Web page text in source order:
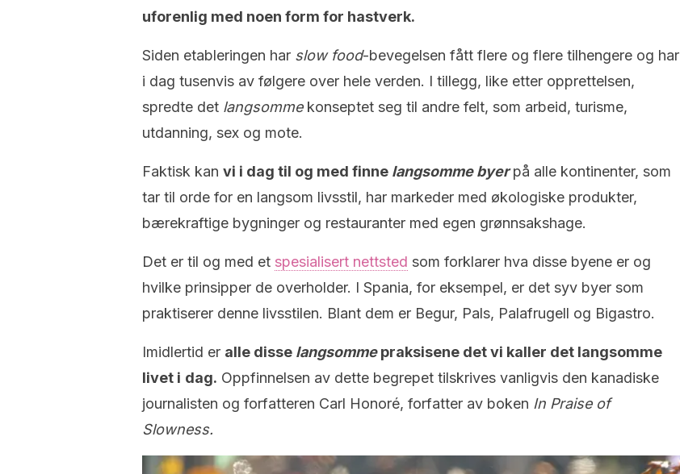
uforenlig med noen form for hastverk.
Siden etableringen har slow food-bevegelsen fått flere og flere tilhengere og har
i dag tusenvis av følgere over hele verden. I tillegg, like etter opprettelsen,
spredte det langsommekonseptet seg til andre felt, som arbeid, turisme,
utdanning, sex og mote.
Faktisk kan vi i dag til og med finne langsomme byerpå alle kontinenter, som
tar til orde for en langsom livsstil, har markeder med økologiske produkter,
bærekraftige bygninger og restauranter med egen grønnsakshage.
Det er til og med et spesialisert nettsted som forklarer hva disse byene er og
hvilke prinsipper de overholder. I Spania, for eksempel, er det syv byer som
praktiserer denne livsstilen. Blant dem er Begur, Pals, Palafrugell og Bigastro.
Imidlertid er alle disse langsommepraksisene det vi kaller det langsomme
livet i dag. Oppfinnelsen av dette begrepet tilskrives vanligvis den kanadiske
journalisten og forfatteren Carl Honoré, forfatter av boken In Praise of
Slowness.